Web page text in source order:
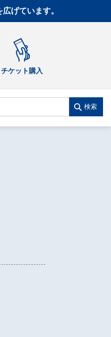
げています。
チケット購入
検索